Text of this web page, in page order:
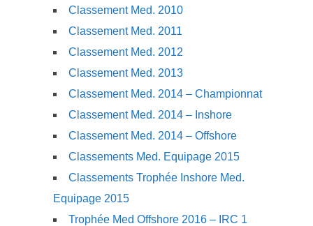
Classement Med. 2010
Classement Med. 2011
Classement Med. 2012
Classement Med. 2013
Classement Med. 2014 – Championnat
Classement Med. 2014 – Inshore
Classement Med. 2014 – Offshore
Classements Med. Equipage 2015
Classements Trophée Inshore Med.
Equipage 2015
Trophée Med Offshore 2016 – IRC 1